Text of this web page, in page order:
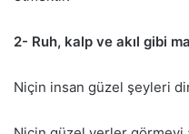
2- Ruh, kalp ve akıl gibi
Niçin insan güzel şeyleri